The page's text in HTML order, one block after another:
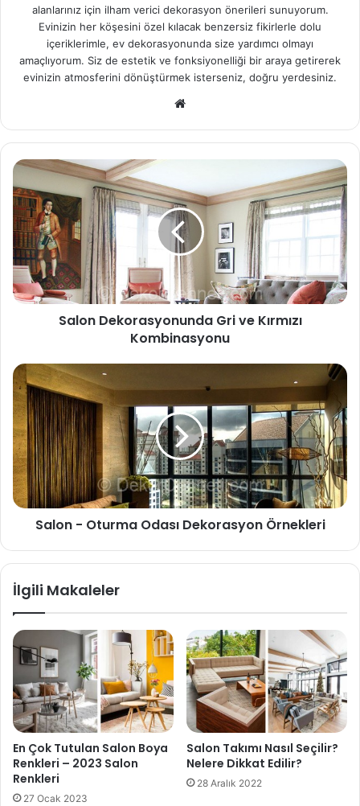
alanlarınız için ilham verici dekorasyon önerileri sunuyorum.
Evinizin her köşesini özel kılacak benzersiz fikirlerle dolu
içeriklerimle, ev dekorasyonunda size yardımcı olmayı
amaçlıyorum. Siz de estetik ve fonksiyonelliği bir araya getirerek
evinizin atmosferini dönüştürmek isterseniz, doğru yerdesiniz.
sit
Salon Dekorasyonunda Gri ve Kırmızı
Kombinasyonu
Salon - Oturma Odası Dekorasyon Örnekleri
İlgili Makaleler
En Çok Tutulan Salon Boya
Renkleri – 2023 Salon
Renkleri
27 Ocak 2023
Salon Takımı Nasıl Seçilir?
Nelere Dikkat Edilir?
28 Aralık 2022